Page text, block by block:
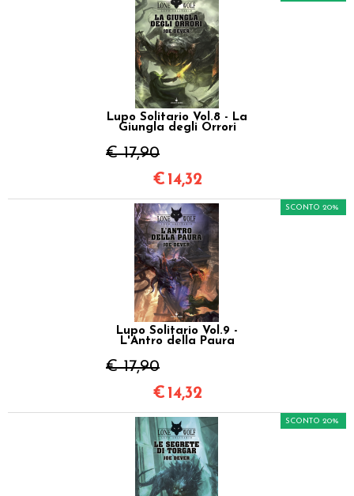
Lupo Solitario Vol.8 - La
Giungla degli Orrori
€ 17,90
€ 14,32
Lupo Solitario Vol.9 -
L'Antro della Paura
€ 17,90
SCONTO 20%
€ 14,32
SCONTO 20%